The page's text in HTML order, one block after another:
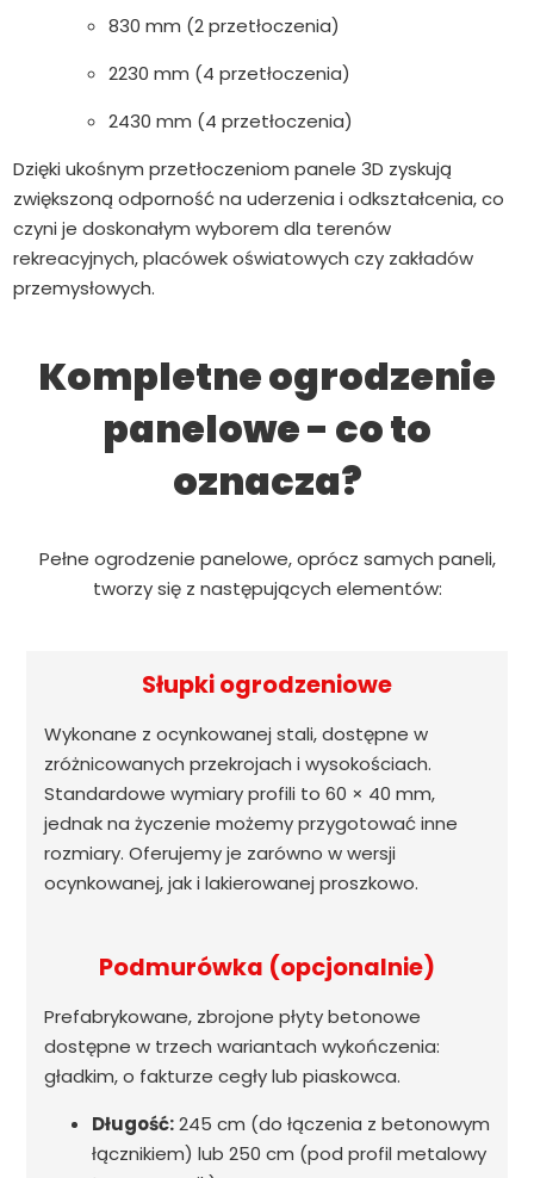
830 mm (2 przetłoczenia)
2230 mm (4 przetłoczenia)
2430 mm (4 przetłoczenia)
Dzięki ukośnym przetłoczeniom panele 3D zyskują
zwiększoną odporność na uderzenia i odkształcenia, co
czyni je doskonałym wyborem dla terenów
rekreacyjnych, placówek oświatowych czy zakładów
przemysłowych.
Kompletne ogrodzenie
panelowe - co to
oznacza?
Pełne ogrodzenie panelowe, oprócz samych paneli,
tworzy się z następujących elementów:
Słupki ogrodzeniowe
Wykonane z ocynkowanej stali, dostępne w
zróżnicowanych przekrojach i wysokościach.
Standardowe wymiary profili to 60 × 40 mm,
jednak na życzenie możemy przygotować inne
rozmiary. Oferujemy je zarówno w wersji
ocynkowanej, jak i lakierowanej proszkowo.
Podmurówka (opcjonalnie)
Prefabrykowane, zbrojone płyty betonowe
dostępne w trzech wariantach wykończenia:
gładkim, o fakturze cegły lub piaskowca.
Długość:245 cm (do łączenia z betonowym
łącznikiem) lub 250 cm (pod profil metalowy